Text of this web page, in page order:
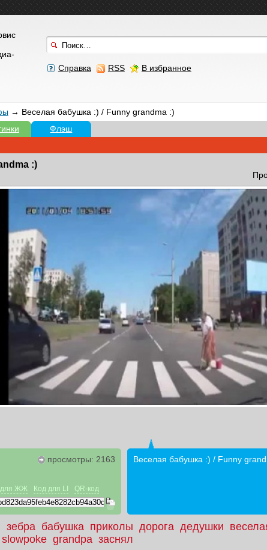
Справка RSS В избранное
→ Веселая бабушка :) / Funny grandma :)
Флэш
:)
просмотры: 2163
для ЖЖ Код для LI QR-код
Веселая бабушка :) / Funny
зебра бабушка приколы дорога дедушки
slowpoke grandpa заснял